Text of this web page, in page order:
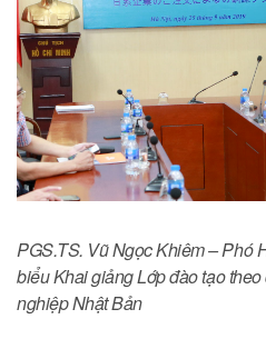
PGS.TS. Vũ Ngọc Khiêm – Phó
biểu Khai giảng Lớp đào tạo
nghiệp Nhật Bản